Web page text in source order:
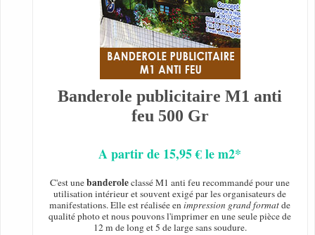
Banderole publicitaire M1 anti
feu 500 Gr
A partir de 15,95 € le m2*
C'est unebanderoleclassé M1 anti feu recommandé pour une
utilisation intérieur et souvent exigé par les organisateurs de
manifestations. Elle est réalisée enimpression grand formatde
qualité photo et nous pouvons l'imprimer en une seule pièce de
12 m de long et 5 de large sans soudure.